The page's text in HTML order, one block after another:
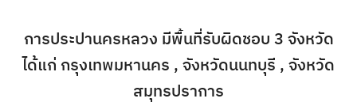
การประปานครหลวง มีพื้นที่รับผิดชอบ 3 จังหวัด
ได้แก่ กรุงเทพมหานคร , จังหวัดนนทบุรี , จังหวัด
สมุทรปราการ